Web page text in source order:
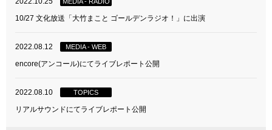
10/27 文化放送「大竹まこと ゴールデンラジオ！」に出演
2022.08.12 MEDIA - WEB
encore(アンコール)にてライブレポート公開
2022.08.10 TOPICS
リアルサウンドにてライブレポート公開